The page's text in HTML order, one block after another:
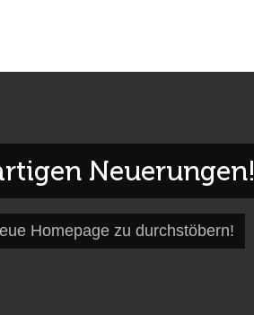
Neuerungen!
Homepage zu durchstöbern!